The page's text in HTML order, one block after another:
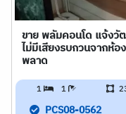
ขาย พลัมคอนโด แจ้งวั
ไม่มีเสียงรบกวนจากห้
พลาด
1 1
PCS08-0562